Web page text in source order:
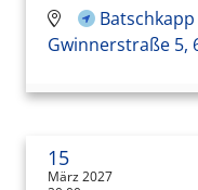
Gwinnerstraße 5,
15
März 2027